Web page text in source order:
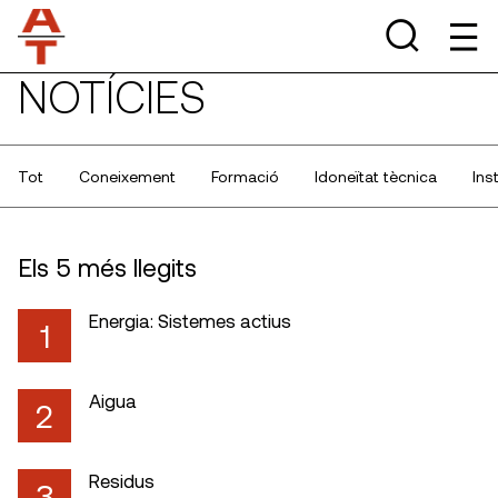
NOTÍCIES
Tot Coneixement Formació Idoneïtat tècnica
Els 5 més llegits
1 Energia: Sistemes actius
2 Aigua
Residus